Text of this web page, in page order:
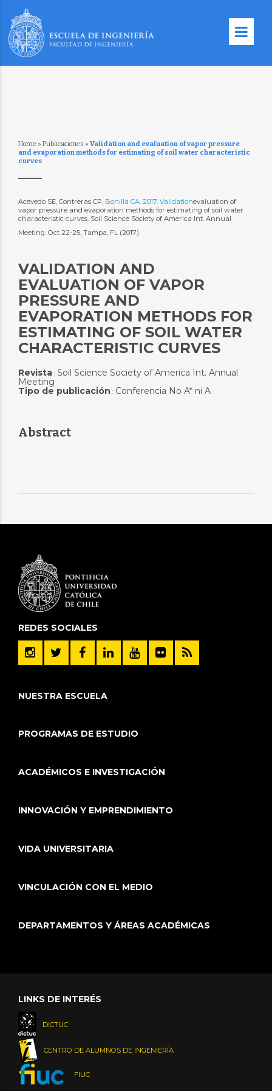
Home » Publicaciones » Validation and evaluation of vapor pressure
and evaporation methods for estimating of soil water characteristic
curves
Acevedo SE, Contreras CP, Bonilla CA. 2017. Validationevaluation of
vapor pressure and evaporation methods for estimating of soil water
characteristic curves. Soil Science Society of America Int. Annual
Meeting. Oct 22-25, Tampa, FL (2017)
VALIDATION AND
EVALUATION OF VAPOR
PRESSURE AND
EVAPORATION METHODS FOR
ESTIMATING OF SOIL WATER
CHARACTERISTIC CURVES
Revista: Soil Science Society of America Int. Annual
Meeting
Tipo de publicación : Conferencia No A* ni A
Abstract
REDES SOCIALES
NUESTRA ESCUELA
PROGRAMAS DE ESTUDIO
ACADÉMICOS E INVESTIGACIÓN
INNOVACIÓN Y EMPRENDIMIENTO
VIDA UNIVERSITARIA
VINCULACIÓN CON EL MEDIO
DEPARTAMENTOS Y ÁREAS ACADÉMICAS
LINKS DE INTERÉS
DICTUC
CENTRO DE ALUMNOS DE INGENIERÍA
FIUC